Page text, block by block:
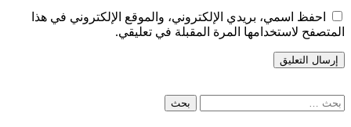
احفظ اسمي، بريدي الإلكتروني، والموقع الإلكتروني في هذا
لاستخدامها المرة المقبلة في تعليقي.